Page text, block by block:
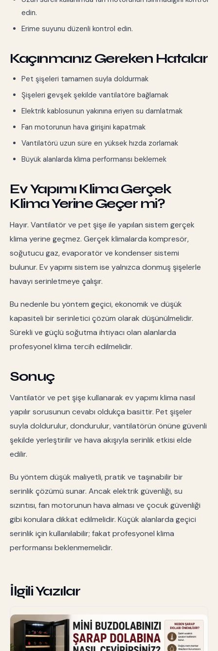
edin.
Erime suyunu düzenli kontrol edin.
Kaçınmanız Gereken Hatalar
Pet şişeleri tamamen suyla doldurmak
Şişeleri gevşek şekilde vantilatöre bağlamak
Elektrik kablosunun yakınına eriyen su damlatmak
Fan motorunun hava girişini kapatmak
Vantilatörü uzun süre en yüksek hızda zorlamak
Büyük alanlarda klima performansı beklemek
Ev Yapımı Klima Gerçek
Klima Yerine Geçer mi?
Hayır. Vantilatör ve pet şişe ile yapılan sistem gerçek
klima yerine geçmez. Gerçek klimalarda kompresör,
soğutucu gaz, evaporatör ve kondenser sistemi
bulunur. Ev yapımı sistem ise yalnızca donmuş şişelerle
havayı serinletmeye çalışır.
Bu nedenle bu yöntem geçici, ekonomik ve düşük
kapasiteli bir serinletici çözüm olarak düşünülmelidir.
Sürekli ve güçlü soğutma ihtiyacı olan alanlarda
profesyonel klima tercih edilmelidir.
Sonuç
Vantilatör ve pet şişe kullanarak ev yapımı klima nasıl
yapılır sorusunun cevabı oldukça basittir. Pet şişeler
suyla doldurulur, dondurulur, vantilatörün önüne güvenli
şekilde yerleştirilir ve hava akışıyla serinlik etkisi elde
edilir.
Bu yöntem düşük maliyetli, pratik ve taşınabilir bir
serinlik çözümü sunar. Ancak elektrik güvenliği, su
sızıntısı, fan motorunun hava alması ve çocuk güvenliği
gibi konulara dikkat edilmelidir. Küçük alanlarda geçici
serinlik için kullanılabilir; fakat profesyonel klima
performansı beklenmemelidir.
İlgili Yazılar